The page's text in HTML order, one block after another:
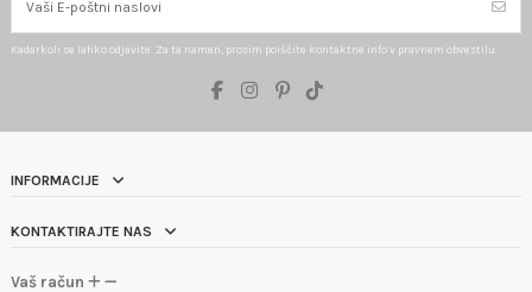
Kadarkoli se lahko odjavite. Za ta namen, prosim poiščite kontaktne info v pravnem obvestilu.
INFORMACIJE
KONTAKTIRAJTE NAS
Vaš račun